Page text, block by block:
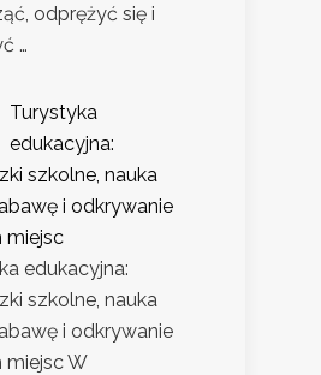
odprężyć się i
…
Turystyka
edukacyjna:
szkolne, nauka
i odkrywanie
miejsc
edukacyjna:
szkolne, nauka
i odkrywanie
W